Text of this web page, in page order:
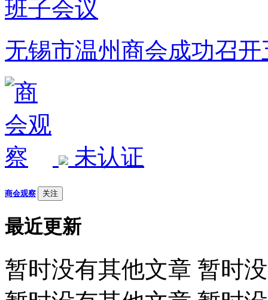
无锡市温州商会成功召
未认证
商会观察 关注
最近更新
暂时没有其他文章 暂时